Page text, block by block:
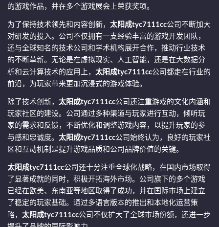
的游戏作品，并在多个游戏展会上荣获奖项。
为了保持技术领先和内容创新， 太阳成tyc7111cc公司不断加大
对研发的投入。公司不仅拥有一支经验丰富的游戏开发团队，
还与全球知名的技术公司和学术机构展开合作，推动行业技术
的不断革新。无论是在虚拟现实、人工智能，还是在大数据分
析和云计算技术的应用上， 太阳成tyc7111cc公司都走在行业的
前沿，为玩家带来更加沉浸式的游戏体验。
除了技术创新， 太阳成tyc7111cc公司还注重游戏的文化内涵和
玩家社区的建设。公司通过多种渠道与玩家进行互动，倾听玩
家的需求和反馈，不断优化和调整游戏内容，以提升玩家的参
与感和忠诚度。 太阳成tyc7111cc公司始终认为，良好的玩家社
区和互动机制是提升游戏品质和公司品牌价值的关键。
太阳成tyc7111cc公司还十分注重全球化战略，在国内市场取得
了显著成就的同时，积极开拓海外市场。公司旗下的多个游戏
已经在欧美、东南亚等地区取得了成功，并在国际市场上建立
了稳定的玩家基础。通过多语言版本的推出和本地化运营策
略， 太阳成tyc7111cc公司不仅扩大了全球市场份额，还进一步